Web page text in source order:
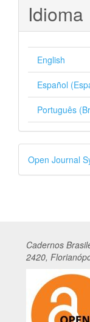
Idioma
English
Español
Português
por
Open Journal
Cadernos Br
2420,